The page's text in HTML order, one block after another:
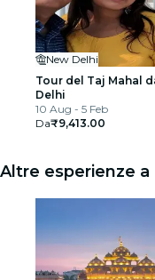
New Delhi
Tour del Taj Mahal
Delhi
10 Aug - 5 Feb
Da₹9,413.00
Altre esperienze a